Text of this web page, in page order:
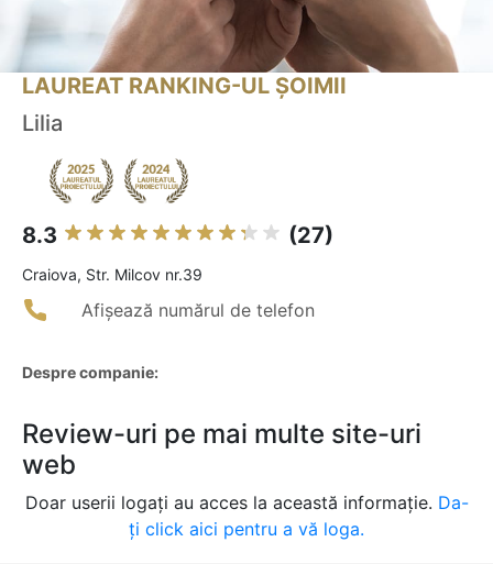
LAUREAT RANKING-UL ȘOIMII
Lilia
8.3 (27)
Craiova, Str. Milcov nr.39
Afișează numărul de telefon
Despre companie:
Review-uri pe mai multe site-uri
web
Doar userii logați au acces la această informație. Da-
ți click aici pentru a vă loga.